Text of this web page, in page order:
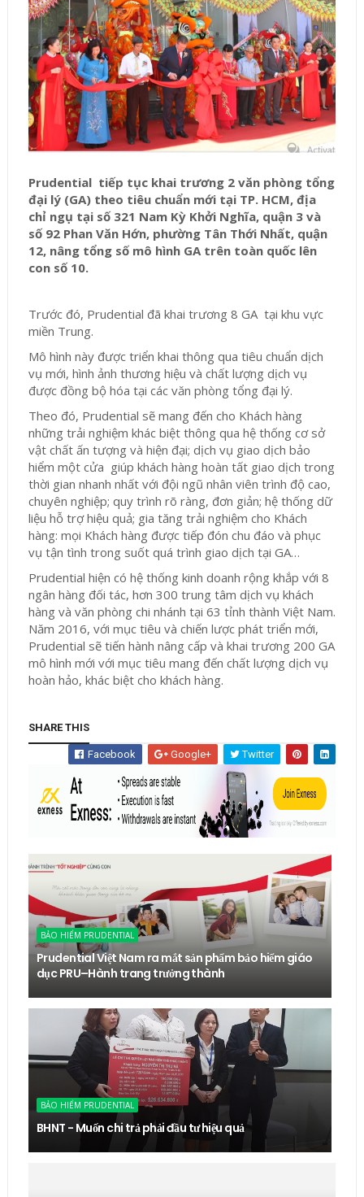
Prudential tiếp tục khai trương 2 văn phòng tổng
đại lý (GA) theo tiêu chuẩn mới tại TP. HCM, địa
chỉ ngụ tại số 321 Nam Kỳ Khởi Nghĩa, quận 3 và
số 92 Phan Văn Hớn, phường Tân Thới Nhất, quận
12, nâng tổng số mô hình GA trên toàn quốc lên
con số 10.
Trước đó, Prudential đã khai trương 8 GA tại khu vực
miền Trung.
Mô hình này được triển khai thông qua tiêu chuẩn dịch
vụ mới, hình ảnh thương hiệu và chất lượng dịch vụ
được đồng bộ hóa tại các văn phòng tổng đại lý.
Theo đó, Prudential sẽ mang đến cho Khách hàng
những trải nghiệm khác biệt thông qua hệ thống cơ sở
vật chất ấn tượng và hiện đại; dịch vụ giao dịch bảo
hiểm một cửa giúp khách hàng hoàn tất giao dịch trong
thời gian nhanh nhất với đội ngũ nhân viên trình độ cao,
chuyên nghiệp; quy trình rõ ràng, đơn giản; hệ thống dữ
liệu hỗ trợ hiệu quả; gia tăng trải nghiệm cho Khách
hàng: mọi Khách hàng được tiếp đón chu đáo và phục
vụ tận tình trong suốt quá trình giao dịch tại GA…
Prudential hiện có hệ thống kinh doanh rộng khắp với 8
ngân hàng đối tác, hơn 300 trung tâm dịch vụ khách
hàng và văn phòng chi nhánh tại 63 tỉnh thành Việt Nam.
Năm 2016, với mục tiêu và chiến lược phát triển mới,
Prudential sẽ tiến hành nâng cấp và khai trương 200 GA
mô hình mới với mục tiêu mang đến chất lượng dịch vụ
hoàn hảo, khác biệt cho khách hàng.
SHARE THIS
Facebook Google+ Twitter
BẢO HIỂM PRUDENTIAL
Prudential Việt Nam ra mắt sản phẩm bảo hiểm giáo
dục PRU–Hành trang trưởng thành
BẢO HIỂM PRUDENTIAL
BHNT - Muốn chi trả phải đầu tư hiệu quả